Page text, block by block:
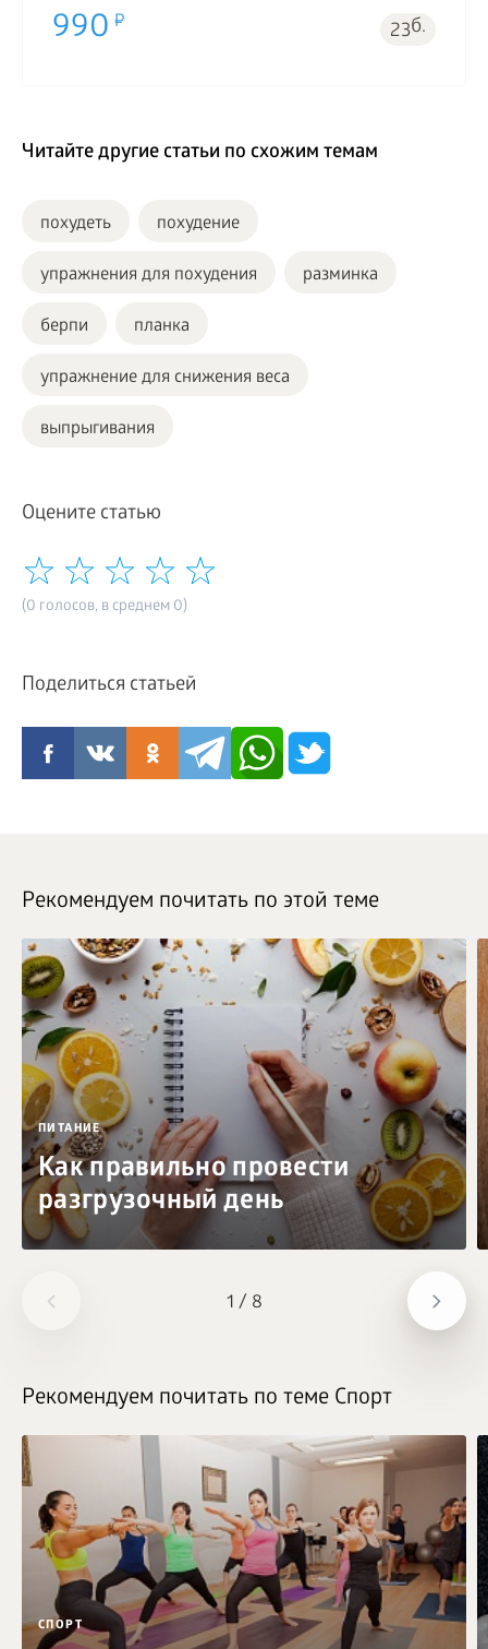
990 23б.
Читайте другие статьи по схожим темам
похудеть похудение
упражнения для похудения разминка
берпи планка
упражнение для снижения веса
выпрыгивания
Оцените статью
(0 голосов, в среднем 0)
Поделиться статьей
1 / 8
Рекомендуем почитать по этой теме
ПИТАНИЕ
Как правильно провести
разгрузочный день
Рекомендуем почитать по теме Спорт
СПОРТ